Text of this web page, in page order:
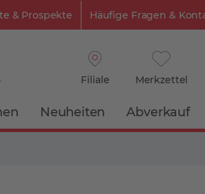
& Prospekte Häufige Fragen &
Filiale Merkzettel
Neuheiten Abverkauf